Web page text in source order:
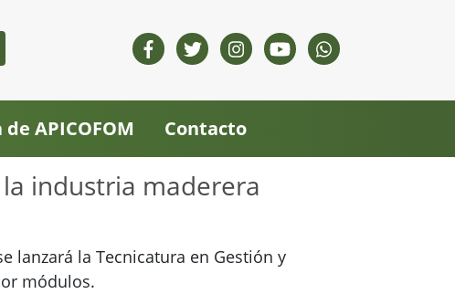
APICOFOM Contacto
industria maderera
lanzará la Tecnicatura en Gestión y
módulos.